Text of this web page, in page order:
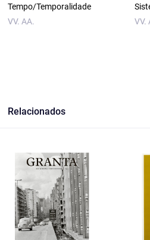
Tempo/Temporalidade
VV. AA.
VV.
Relacionados